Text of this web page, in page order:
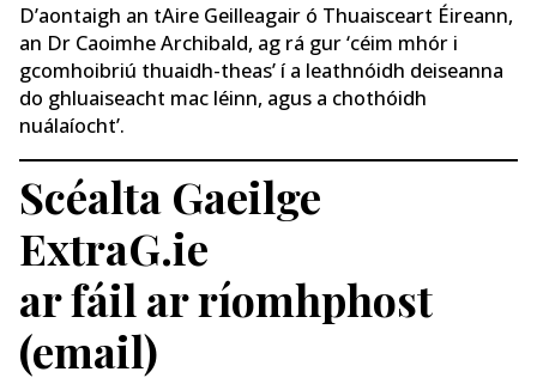
D’aontaigh an tAire Geilleagair ó Thuaisceart Éireann,
an Dr Caoimhe Archibald, ag rá gur ‘céim mhór i
gcomhoibriú thuaidh-theas’ í a leathnóidh deiseanna
do ghluaiseacht mac léinn, agus a chothóidh
nuálaíocht’.
Scéalta Gaeilge
ExtraG.ie
ar fáil ar ríomhphost
(email)